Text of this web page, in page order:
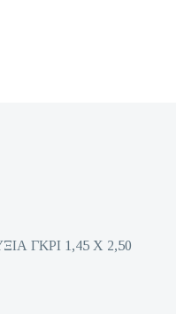
ΓΚΡΙ 1,45 Χ 2,50